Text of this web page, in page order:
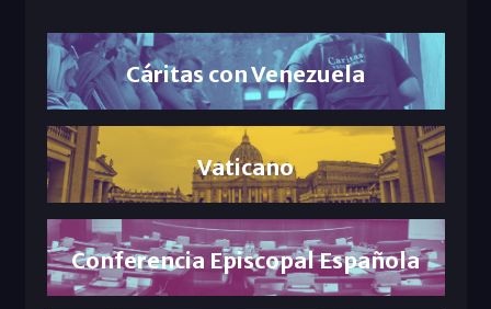
Cáritas con Venezuela
Vaticano
Conferencia Episcopal Española